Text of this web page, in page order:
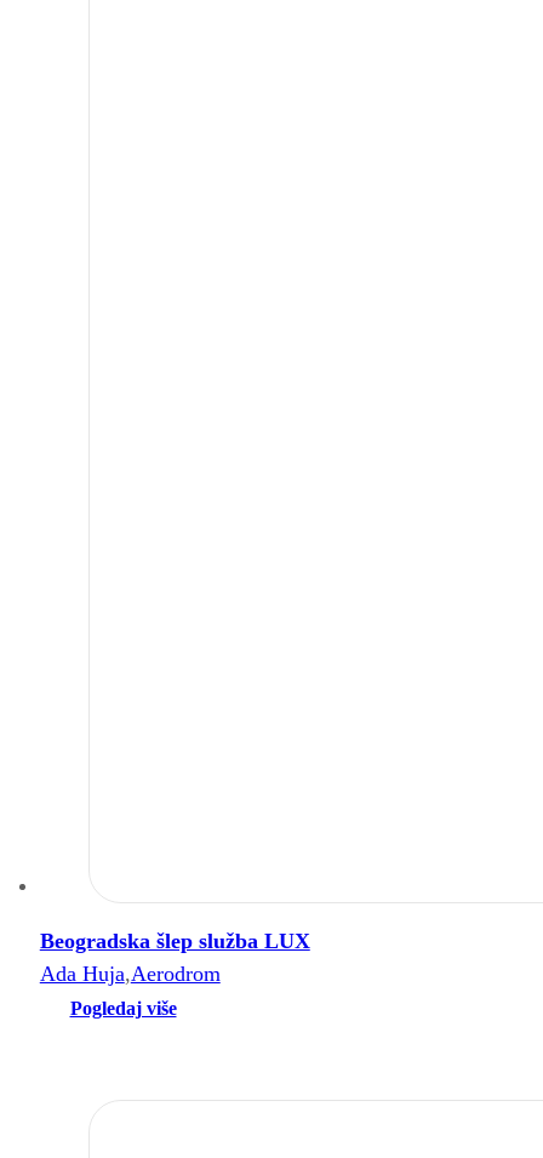
Beogradska šlep služba LUX
Ada Huja,Aerodrom
Pogledaj više